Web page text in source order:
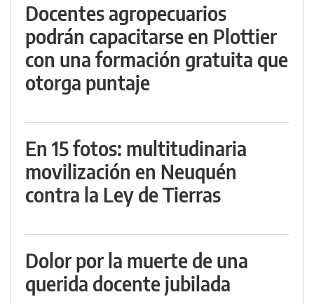
Docentes agropecuarios
podrán capacitarse en Plottier
con una formación gratuita que
otorga puntaje
En 15 fotos: multitudinaria
movilización en Neuquén
contra la Ley de Tierras
Dolor por la muerte de una
querida docente jubilada